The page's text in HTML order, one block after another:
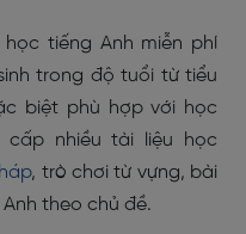
tiếng Anh miễn phí
trong độ tuổi từ tiểu
biệt phù hợp với học
cấp nhiều tài liệu học
, trò chơi từ vựng, bài
theo chủ đề.